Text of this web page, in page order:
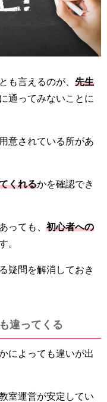
も言えるのが、 先生
通ってみないことに
意されている所があ
くれるかを確認でき
っても、 初心者への
。
疑問を解消しておき
違ってくる
によっても違いが出
室運営が安定してい